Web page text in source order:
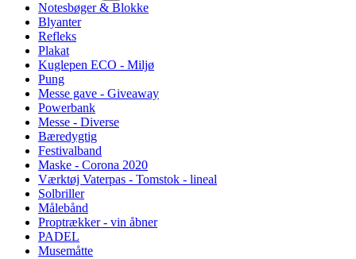
Notesbøger & Blokke
Blyanter
Refleks
Plakat
Kuglepen ECO - Miljø
Pung
Messe gave - Giveaway
Powerbank
Messe - Diverse
Bæredygtig
Festivalband
Maske - Corona 2020
Værktøj Vaterpas - Tomstok - lineal
Solbriller
Målebånd
Proptrækker - vin åbner
PADEL
Musemåtte